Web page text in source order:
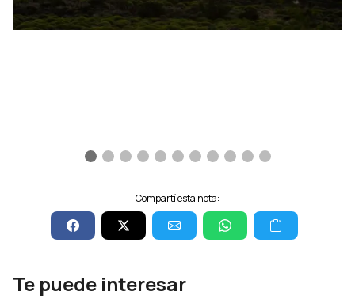
Compartí esta nota:
Te puede interesar